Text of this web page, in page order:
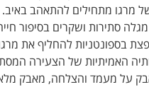
מרגו מתחילים להתאהב באיב.
סתירות ושקרים בסיפור
בספונטניות להחליף את
האמיתיות של הצעירה
על מעמד והצלחה, מאבק מלא